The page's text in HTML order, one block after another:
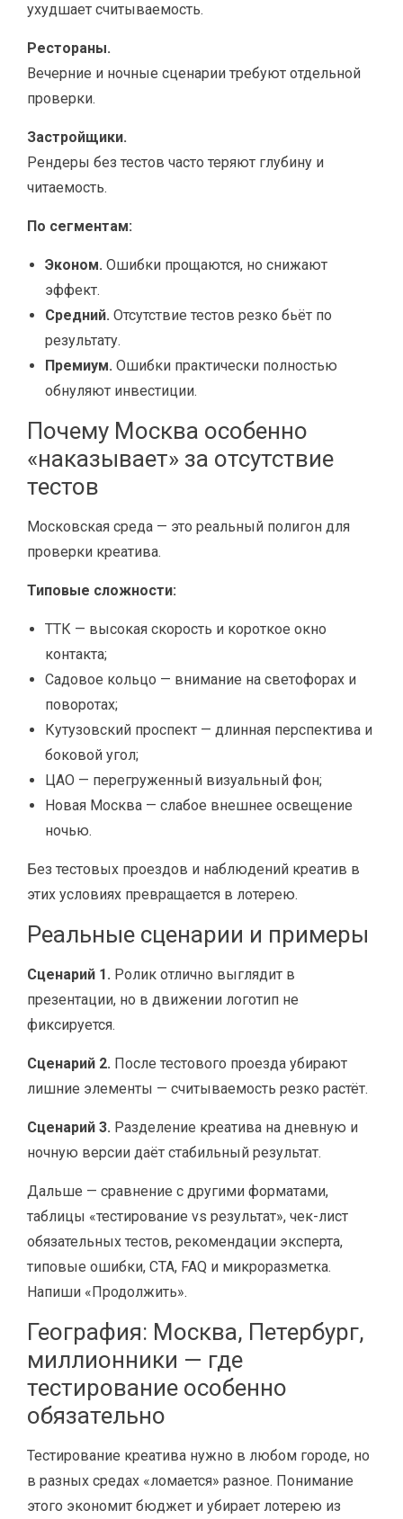
ухудшает считываемость.
Рестораны.
Вечерние и ночные сценарии требуют отдельной
проверки.
Застройщики.
Рендеры без тестов часто теряют глубину и
читаемость.
По сегментам:
Эконом. Ошибки прощаются, но снижают
эффект.
Средний. Отсутствие тестов резко бьёт по
результату.
Премиум. Ошибки практически полностью
обнуляют инвестиции.
Почему Москва особенно
«наказывает» за отсутствие
тестов
Московская среда — это реальный полигон для
проверки креатива.
Типовые сложности:
ТТК — высокая скорость и короткое окно
контакта;
Садовое кольцо — внимание на светофорах и
поворотах;
Кутузовский проспект — длинная перспектива и
боковой угол;
ЦАО — перегруженный визуальный фон;
Новая Москва — слабое внешнее освещение
ночью.
Без тестовых проездов и наблюдений креатив в
этих условиях превращается в лотерею.
Реальные сценарии и примеры
Сценарий 1. Ролик отлично выглядит в
презентации, но в движении логотип не
фиксируется.
Сценарий 2. После тестового проезда убирают
лишние элементы — считываемость резко растёт.
Сценарий 3. Разделение креатива на дневную и
ночную версии даёт стабильный результат.
Дальше — сравнение с другими форматами,
таблицы «тестирование vs результат», чек-лист
обязательных тестов, рекомендации эксперта,
типовые ошибки, CTA, FAQ и микроразметка.
Напиши «Продолжить».
География: Москва, Петербург,
миллионники — где
тестирование особенно
обязательно
Тестирование креатива нужно в любом городе, но
в разных средах «ломается» разное. Понимание
этого экономит бюджет и убирает лотерею из